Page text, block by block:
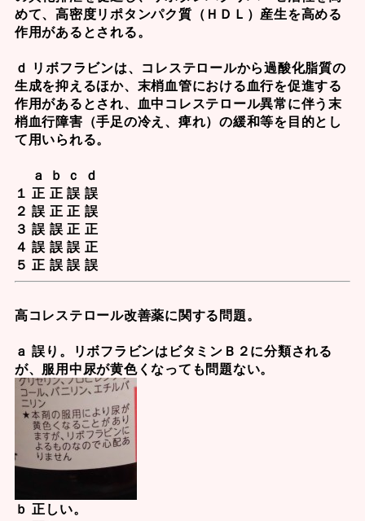
めて、高密度リポタンパク質（ＨＤＬ）産生を高める
作用があるとされる。
ｄ リボフラビンは、コレステロールから過酸化脂質の
生成を抑えるほか、末梢血管における血行を促進する
作用があるとされ、血中コレステロール異常に伴う末
梢血行障害（手足の冷え、痺れ）の緩和等を目的とし
て用いられる。
ａ ｂ ｃ ｄ
１ 正 正 誤 誤
２ 誤 正 正 誤
３ 誤 誤 正 正
４ 誤 誤 誤 正
５ 正 誤 誤 誤
高コレステロール改善薬に関する問題。
ａ 誤り。リボフラビンはビタミンＢ２に分類される
が、服用中尿が黄色くなっても問題ない。
ｂ 正しい。